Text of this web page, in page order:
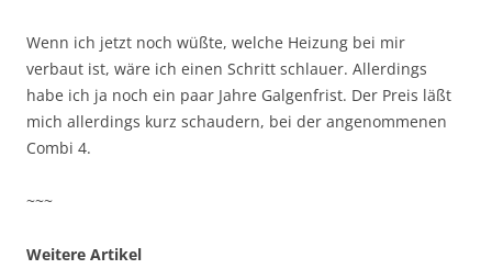
Wenn ich jetzt noch wüßte, welche Heizung bei mir
verbaut ist, wäre ich einen Schritt schlauer. Allerdings
habe ich ja noch ein paar Jahre Galgenfrist. Der Preis läßt
mich allerdings kurz schaudern, bei der angenommenen
Combi 4.
~~~
Weitere Artikel